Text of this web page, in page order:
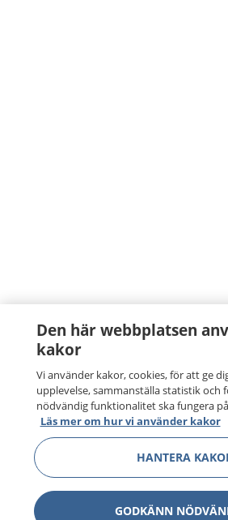
Den här webbplatsen
kakor
Vi använder kakor, cookies, för att ge
upplevelse, sammanställa statistik och
nödvändig funktionalitet ska fungera
Läs mer om hur vi använder kakor
HANTERA
GODKÄNN